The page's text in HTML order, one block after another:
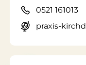
0521 161013
praxis-